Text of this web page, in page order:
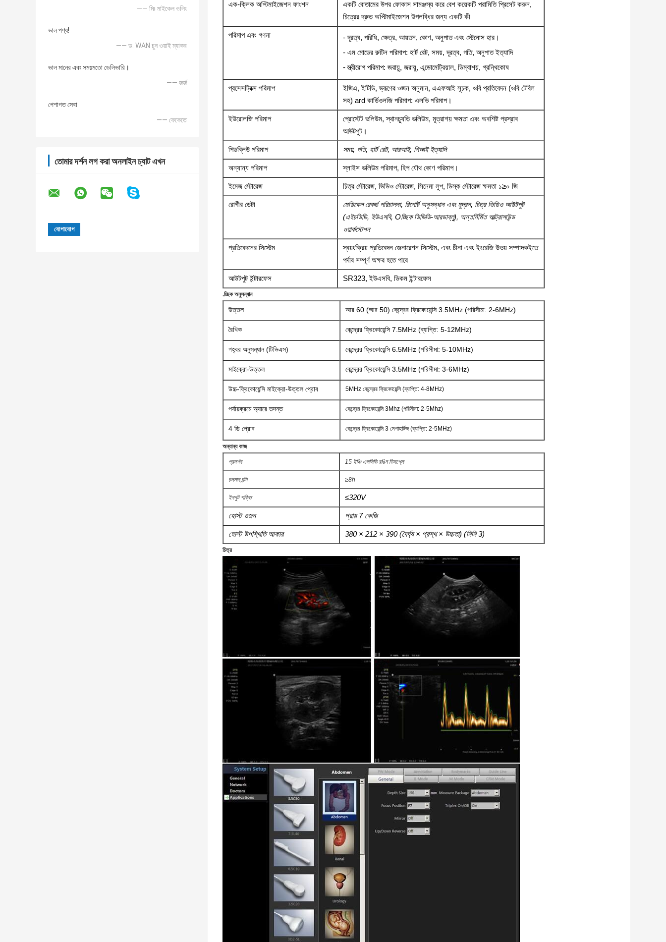
—— মিঃ মাইকেল ওলিং
ভাল পণ্য!
—— ড. WAN চুন ওয়াই ম্যাকর
ভাল মানের এবং সময়মতো ডেলিভারি।
—— জর্জ
পেশাগত সেবা
—— ফেকেতে
তোমার দর্শন লগ করা অনলাইন চ্যাট এখন
এক-ক্লিক অপ্টিমাইজেশন ফাংশন
একটি বোতামের উপর ফোকাস সামঞ্জস্য করে বেশ কয়েকটি পরামিতি প্রিসেট করুন,
চিত্রের দ্রুত অপ্টিমাইজেশন উপলব্ধির জন্য একটি কী
পরিমাপ এবং গণনা
- দূরত্ব, পরিধি, ক্ষেত্র, আয়তন, কোণ, অনুপাত এবং স্টেনোস হার।
- এম মোডের রুটিন পরিমাপ: হার্ট রেট, সময়, দূরত্ব, গতি, অনুপাত ইত্যাদি
- স্ত্রীরোগ পরিমাপ: জরায়ু, জরায়ু, এন্ডোমেট্রিয়াল, ডিম্বাশয়, গ্রন্থিকোষ
প্রসেসট্রিক্স পরিমাপ
ইজিএ, ইটিডি, ভ্রূণের ওজন অনুমান, এএফআই সূচক, ওবি প্রতিবেদন (ওবি টেবিল
সহ) ard কার্ডিওলজি পরিমাপ: এলভি পরিমাপ।
ইউরোলজি পরিমাপ
প্রোস্টেট ভলিউম, স্থানচ্যুতি ভলিউম, মূত্রাশয় ক্ষমতা এবং অবশিষ্ট প্রস্রাব
আউটপুট।
পিডব্লিউ পরিমাপ সময়, গতি, হার্ট রেট, আরআই, পিআই ইত্যাদি
অন্যান্য পরিমাপ স্লাইস ভলিউম পরিমাপ, হিপ যৌথ কোণ পরিমাপ।
ইমেজ স্টোরেজ চিত্র স্টোরেজ, ভিডিও স্টোরেজ, সিনেমা লুপ, ডিস্ক স্টোরেজ ক্ষমতা ১≥০ জি
রোগীর ডেটা
মেডিকেল রেকর্ড পরিচালনা, রিপোর্ট অনুসন্ধান এবং মুদ্রন, চিত্র ভিডিও আউটপুট
(এইচডিডি, ইউএসবি, Oচ্ছিক ডিভিডি-আরডাব্লু), অন্তর্নির্মিত আল্ট্রাসাউন্ড
ওয়ার্কস্টেশন
প্রতিবেদনের সিস্টেম
স্বয়ংক্রিয় প্রতিবেদন জেনারেশন সিস্টেম, এবং চীনা এবং ইংরেজি উভয় সম্পাদকইতে
পর্দার সম্পূর্ণ অক্ষর হতে পারে
আউটপুট ইন্টারফেস SR323, ইউএসবি, ডিকম ইন্টারফেস
.চ্ছিক অনুসন্ধান
উত্তল আর 60 (আর 50) কেন্দ্রের ফ্রিকোয়েন্সি 3.5MHz (পরিসীমা: 2-6MHz)
রৈখিক কেন্দ্রের ফ্রিকোয়েন্সি 7.5MHz (ব্যাপ্তি: 5-12MHz)
গহ্বর অনুসন্ধান (টিভিএস) কেন্দ্রের ফ্রিকোয়েন্সি 6.5MHz (পরিসীমা: 5-10MHz)
মাইক্রো-উত্তল কেন্দ্রের ফ্রিকোয়েন্সি 3.5MHz (পরিসীমা: 3-6MHz)
উচ্চ-ফ্রিকোয়েন্সি মাইক্রো-উত্তল প্রোব 5MHz কেন্দ্রের ফ্রিকোয়েন্সি (ব্যাপ্তি: 4-8MHz)
পর্যায়ক্রমে অ্যারে তদন্ত কেন্দ্রের ফ্রিকোয়েন্সি 3Mhz (পরিসীমা: 2-5Mhz)
4 ডি প্রোব কেন্দ্রের ফ্রিকোয়েন্সি 3 মেগাহার্টজ (ব্যাপ্তি: 2-5MHz)
অন্যান্য কাজ
প্রদর্শন 15 ইঞ্চি এলসিডি রঙিন ডিসপ্লে
চলমান ঘন্টা ≥8h
ইনপুট শক্তি ≤320V
হোস্ট ওজন প্রায় 7 কেজি
হোস্ট উপস্থিতি আকার 380 × 212 × 390 (দৈর্ঘ্য × প্রস্থ × উচ্চতা) (মিমি 3)
চিত্র